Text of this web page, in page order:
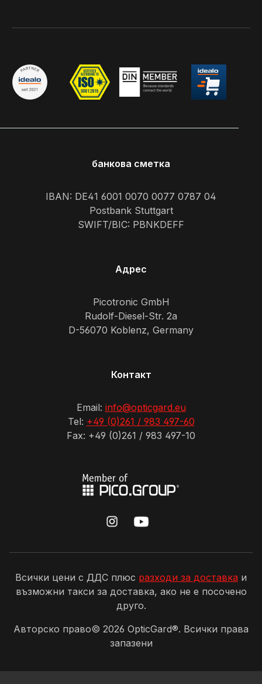
банкова сметка
IBAN: DE41 6001 0070 0077 0787 04
Postbank Stuttgart
SWIFT/BIC: PBNKDEFF
Адрес
Picotronic GmbH
Rudolf-Diesel-Str. 2a
D-56070 Koblenz, Germany
Контакт
Email: info@opticgard.eu
Tel: +49 (0)261 / 983 497-60
Fax: +49 (0)261 / 983 497-10
Всички цени с ДДС плюс разходи за доставка и
възможни такси за доставка, ако не е посочено
друго.
Авторско право© 2026 OpticGard®. Всички права
запазени